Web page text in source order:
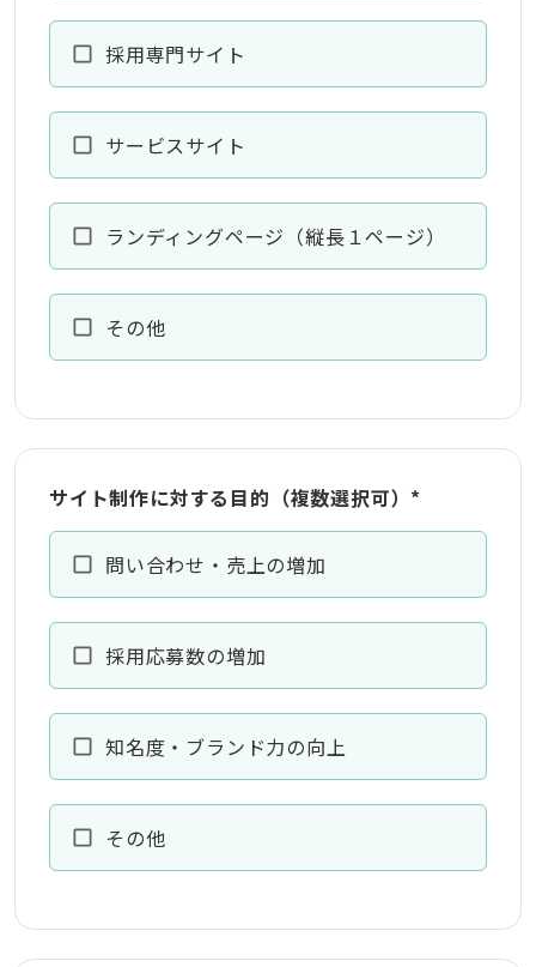
採用専門サイト
サービスサイト
ランディングページ（縦長１ページ）
その他
サイト制作に対する目的（複数選択可） *
問い合わせ・売上の増加
採用応募数の増加
知名度・ブランド力の向上
その他